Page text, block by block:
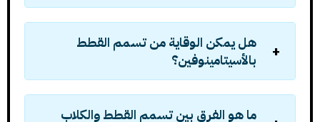
هل يمكن الوقاية من تسمم القطط
بالأسيتامينوفين؟
ما هو الفرق بين تسمم القطط والكلاب